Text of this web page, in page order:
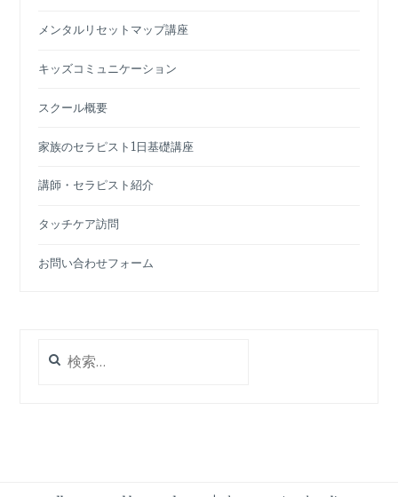
メンタルリセットマップ講座
キッズコミュニケーション
スクール概要
家族のセラピスト1日基礎講座
講師・セラピスト紹介
タッチケア訪問
お問い合わせフォーム
索: